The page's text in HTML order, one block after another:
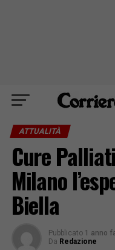
ATTUALITÀ
Cure
Milano
Biella
Pubblicato 1 anno
Da Redazione